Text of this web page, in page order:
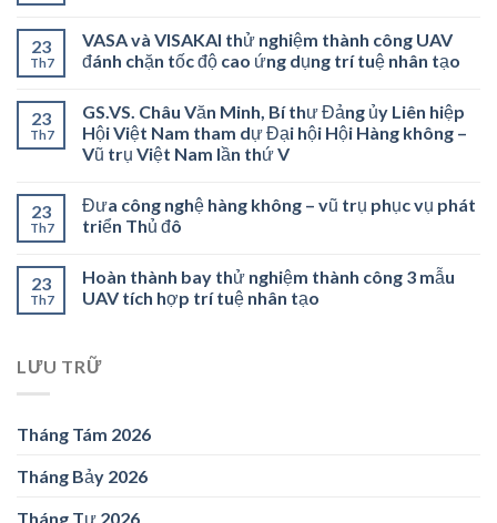
23
Th7
VASA và VISAKAI thử nghiệm thành công UAV
đánh chặn tốc độ cao ứng dụng trí tuệ nhân tạo
23
Th7
GS.VS. Châu Văn Minh, Bí thư Đảng ủy Liên hiệp
Hội Việt Nam tham dự Đại hội Hội Hàng không –
Vũ trụ Việt Nam lần thứ V
23
Th7
Đưa công nghệ hàng không – vũ trụ phục vụ phát
triển Thủ đô
23
Th7
Hoàn thành bay thử nghiệm thành công 3 mẫu
UAV tích hợp trí tuệ nhân tạo
LƯU TRỮ
Tháng Tám 2026
Tháng Bảy 2026
Tháng Tư 2026